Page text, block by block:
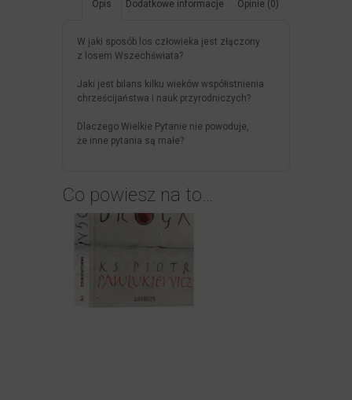
Opis Dodatkowe informacje Opinie (0)
W jaki sposób los człowieka jest złączony
z losem Wszechświata?
Jaki jest bilans kilku wieków współistnienia
chrześcijaństwa i nauk przyrodniczych?
Dlaczego Wielkie Pytanie nie powoduje,
że inne pytania są małe?
Co powiesz na to…